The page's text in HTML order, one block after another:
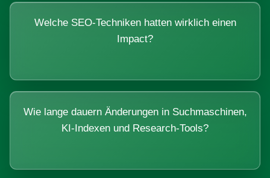
Welche SEO-Techniken hatten wirklich einen
Impact?
Wie lange dauern Änderungen in Suchmaschinen,
KI-Indexen und Research-Tools?